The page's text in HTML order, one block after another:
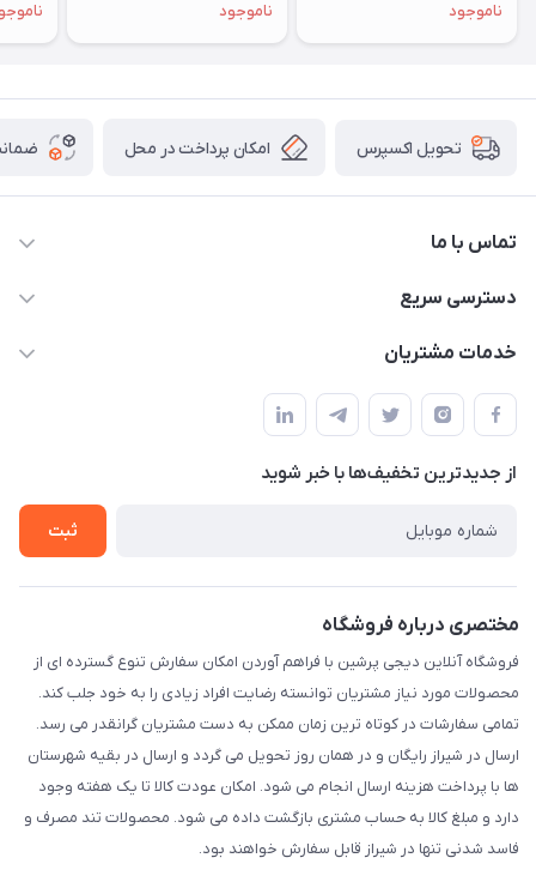
ناموجود
ناموجود
تحویل اکسپرس امکان پرداخت در محل
تماس با ما
09172138137
دسترسی سریع
حساب کاربری
لیست محصولات
درباره ما
خدمات مشتریان
قوانین و مقررات
حریم خصوصی
راهنما
از جدید‌ترین تخفیف‌ها با‌ خبر شوید
ثبت
مختصری درباره فروشگاه
فروشگاه آنلاین دیجی پرشین با فراهم آوردن امکان سفارش تنوع گسترده ای از
محصولات مورد نیاز مشتریان توانسته رضایت افراد زیادی را به خود جلب کند.
تمامی سفارشات در کوتاه ترین زمان ممکن به دست مشتریان گرانقدر می رسد.
ارسال در شیراز رایگان و در همان روز تحویل می گردد و ارسال در بقیه شهرستان
ها با پرداخت هزینه ارسال انجام می شود. امکان عودت کالا تا یک هفته وجود
دارد و مبلغ کالا به حساب مشتری بازگشت داده می شود. محصولات تند مصرف و
فاسد شدنی تنها در شیراز قابل سفارش خواهند بود.